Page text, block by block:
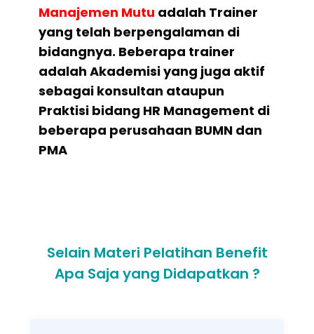
Manajemen Mutu adalah Trainer
yang telah berpengalaman di
bidangnya. Beberapa trainer
adalah Akademisi yang juga aktif
sebagai konsultan ataupun
Praktisi bidang HR Management di
beberapa perusahaan BUMN dan
PMA
Selain Materi Pelatihan Benefit
Apa Saja yang Didapatkan ?